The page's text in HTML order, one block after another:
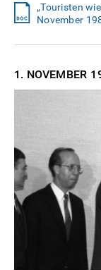
„Touristen
November
1. NOVEMBER